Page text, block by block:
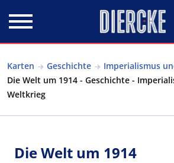
Karten Geschichte
Imperialismus
Die Welt um 1914 - Geschichte -
Weltkrieg
Die Welt um 1914